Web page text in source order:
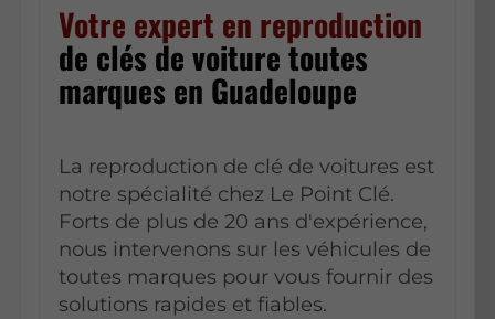
Votre expert en reproduction
de clés de voiture toutes
marques en Guadeloupe
La reproduction de clé de voitures est
notre spécialité chez Le Point Clé.
Forts de plus de 20 ans d'expérience,
nous intervenons sur les véhicules de
toutes marques pour vous fournir des
solutions rapides et fiables.